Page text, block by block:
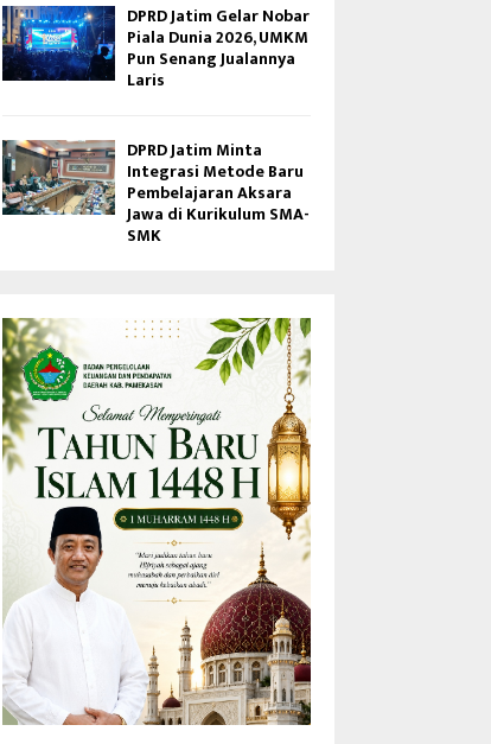
DPRD Jatim Gelar Nobar
Piala Dunia 2026, UMKM
Pun Senang Jualannya
Laris
DPRD Jatim Minta
Integrasi Metode Baru
Pembelajaran Aksara
Jawa di Kurikulum SMA-
SMK